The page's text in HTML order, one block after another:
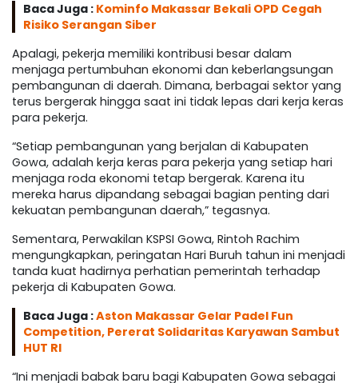
Baca Juga : Kominfo Makassar Bekali OPD Cegah
Risiko Serangan Siber
Apalagi, pekerja memiliki kontribusi besar dalam
menjaga pertumbuhan ekonomi dan keberlangsungan
pembangunan di daerah. Dimana, berbagai sektor yang
terus bergerak hingga saat ini tidak lepas dari kerja keras
para pekerja.
“Setiap pembangunan yang berjalan di Kabupaten
Gowa, adalah kerja keras para pekerja yang setiap hari
menjaga roda ekonomi tetap bergerak. Karena itu
mereka harus dipandang sebagai bagian penting dari
kekuatan pembangunan daerah,” tegasnya.
Sementara, Perwakilan KSPSI Gowa, Rintoh Rachim
mengungkapkan, peringatan Hari Buruh tahun ini menjadi
tanda kuat hadirnya perhatian pemerintah terhadap
pekerja di Kabupaten Gowa.
Baca Juga :Aston Makassar Gelar Padel Fun
Competition, Pererat Solidaritas Karyawan Sambut
HUT RI
“Ini menjadi babak baru bagi Kabupaten Gowa sebagai